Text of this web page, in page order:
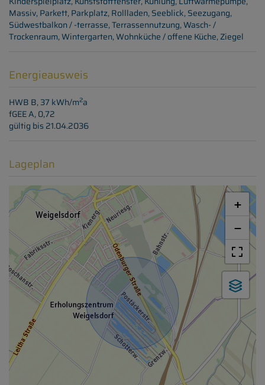
Massiv Parkett Parkplatz Rollladen Seeblick Seezugang
Südwestbalkon / -terrasse Terrassennutzung Wasch- /
Trockenraum Wintergarten Wohnküche / offene Küche Ziegel
Energieausweis
HWB B, 37 kWh/m2a
fGEEA, 0,72
gültig bis 21.04.2036
Lageplan
+
−